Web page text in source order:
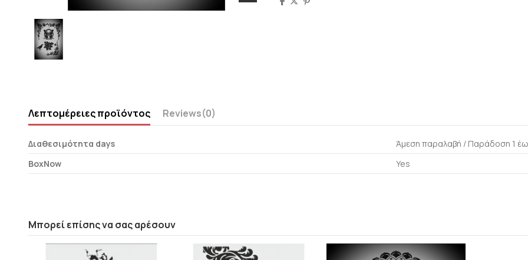
Λεπτομέρειες προϊόντος Reviews(0)
Διαθεσιμότητα days
Άμεση παραλαβή / Παράδoση 1
BoxNow
Yes
Μπορεί επίσης να σας αρέσουν